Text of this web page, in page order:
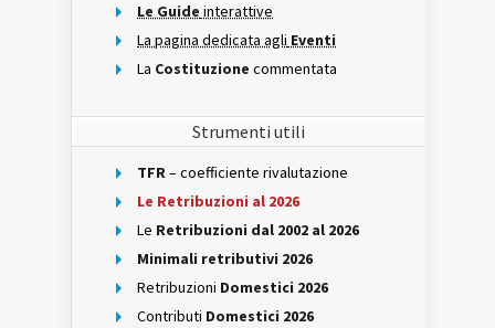
Le Guide interattive
La pagina dedicata agli Eventi
La Costituzione commentata
Strumenti utili
TFR– coefficiente rivalutazione
Le Retribuzioni al 2026
Le Retribuzioni dal 2002 al 2026
Minimali retributivi 2026
Retribuzioni Domestici 2026
Contributi Domestici 2026